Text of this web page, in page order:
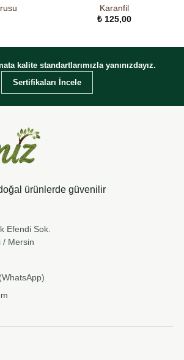
Karanfil
₺125,00
kalite standartlarımızla yanınızdayız.
Sertifikaları İncele
ürünlerde güvenilir
Efendi Sok.
/ Mersin